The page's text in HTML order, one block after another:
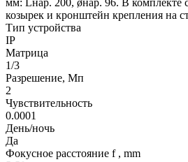
козырек и кронштейн крепления на
Тип устройства
IP
Матрица
1/3
Разрешение, Мп
2
Чувствительность
0.0001
День/ночь
Да
Фокусное расстояние f , mm